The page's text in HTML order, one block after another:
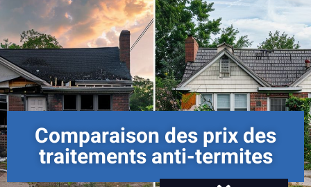
Comparaison des prix des
traitements anti-termites